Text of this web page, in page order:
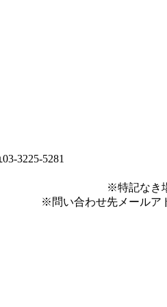
3225-5281
※特記なき
※問い合わせ先メールア